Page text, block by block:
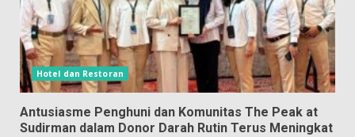
Hotel dan Restoran
Antusiasme Penghuni dan Komunitas The Peak at
Sudirman dalam Donor Darah Rutin Terus Meningkat